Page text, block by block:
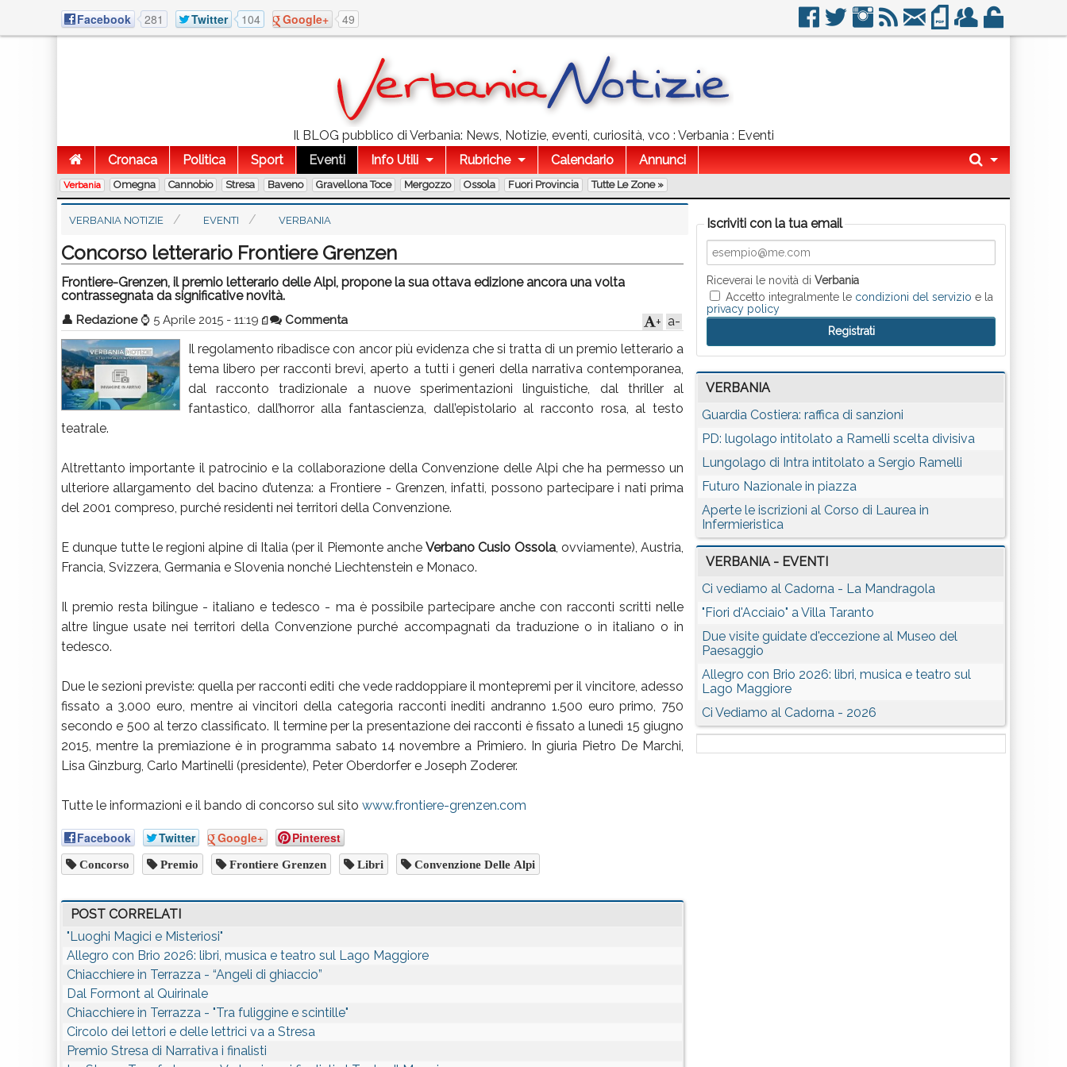
Facebook 281 Twitter 104 Google+ 49
Il BLOG pubblico di Verbania: News, Notizie, eventi, curiosità, vco : Verbania : Eventi
Cronaca
Politica Sport Eventi Info Utili Rubriche Calendario Annunci
Verbania Omegna Cannobio Stresa Baveno Gravellona Toce Mergozzo Ossola Fuori Provincia Tutte Le Zone »
VERBANIA NOTIZIE EVENTI VERBANIA
Concorso letterario Frontiere Grenzen
Frontiere-Grenzen, il premio letterario delle Alpi, propone la sua ottava edizione ancora una volta
contrassegnata da significative novità.
👤 Redazione ⌚ 5 Aprile 2015 - 11:19 Commenta a-
+
Il regolamento ribadisce con ancor più evidenza che si tratta di un premio letterario a
tema libero per racconti brevi, aperto a tutti i generi della narrativa contemporanea,
dal racconto tradizionale a nuove sperimentazioni linguistiche, dal thriller al
fantastico, dall’horror alla fantascienza, dall’epistolario al racconto rosa, al testo
teatrale.
Altrettanto importante il patrocinio e la collaborazione della Convenzione delle Alpi che ha permesso un
ulteriore allargamento del bacino d’utenza: a Frontiere - Grenzen, infatti, possono partecipare i nati prima
del 2001 compreso, purché residenti nei territori della Convenzione.
E dunque tutte le regioni alpine di Italia (per il Piemonte anche Verbano Cusio Ossola, ovviamente), Austria,
Francia, Svizzera, Germania e Slovenia nonché Liechtenstein e Monaco.
Il premio resta bilingue - italiano e tedesco - ma è possibile partecipare anche con racconti scritti nelle
altre lingue usate nei territori della Convenzione purché accompagnati da traduzione o in italiano o in
tedesco.
Due le sezioni previste: quella per racconti editi che vede raddoppiare il montepremi per il vincitore, adesso
fissato a 3.000 euro, mentre ai vincitori della categoria racconti inediti andranno 1.500 euro primo, 750
secondo e 500 al terzo classificato. Il termine per la presentazione dei racconti è fissato a lunedì 15 giugno
2015, mentre la premiazione è in programma sabato 14 novembre a Primiero. In giuria Pietro De Marchi,
Lisa Ginzburg, Carlo Martinelli (presidente), Peter Oberdorfer e Joseph Zoderer.
Tutte le informazioni e il bando di concorso sul sito www.frontiere-grenzen.com
Facebook Twitter Google+ Pinterest
Concorso Premio Frontiere Grenzen Libri Convenzione Delle Alpi
POST CORRELATI
"Luoghi Magici e Misteriosi"
Allegro con Brio 2026: libri, musica e teatro sul Lago Maggiore
Chiacchiere in Terrazza - “Angeli di ghiaccio”
Dal Formont al Quirinale
Chiacchiere in Terrazza - "Tra fuliggine e scintille"
Circolo dei lettori e delle lettrici va a Stresa
Premio Stresa di Narrativa i finalisti
Iscriviti con la tua email
Riceverai le novità diVerbania
Accetto integralmente le condizioni del servizio e la
privacy policy
VERBANIA
Guardia Costiera: raffica di sanzioni
PD: lugolago intitolato a Ramelli scelta divisiva
Lungolago di Intra intitolato a Sergio Ramelli
Futuro Nazionale in piazza
Aperte le iscrizioni al Corso di Laurea in
Infermieristica
VERBANIA - EVENTI
Ci vediamo al Cadorna - La Mandragola
"Fiori d'Acciaio" a Villa Taranto
Due visite guidate d'eccezione al Museo del
Paesaggio
Allegro con Brio 2026: libri, musica e teatro sul
Lago Maggiore
Ci Vediamo al Cadorna - 2026